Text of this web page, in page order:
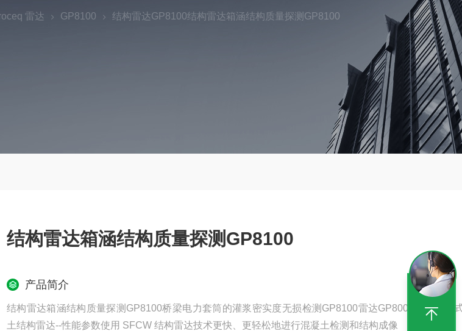
雷达 GP8100 结构雷达GP8100结构雷达箱涵结构质量探测GP8100
结构雷达箱涵结构质量探测GP8100
产品简介
结构雷达箱涵结构质量探测GP8100桥梁电力套筒的灌浆密实度无损检测GP8100雷达GP8000便携阵列
土结构雷达--性能参数使用 SFCW 结构雷达技术更快、更轻松地进行混凝土检测和结构成像